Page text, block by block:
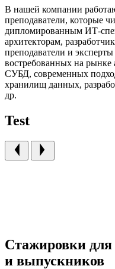
В нашей компании
преподаватели, которые
дипломированным ИТ-
архитекторам,
преподаватели и
востребованных на рынке
СУБД, современных
хранилищ данных,
др.
Test
Стажировки для
и выпускников